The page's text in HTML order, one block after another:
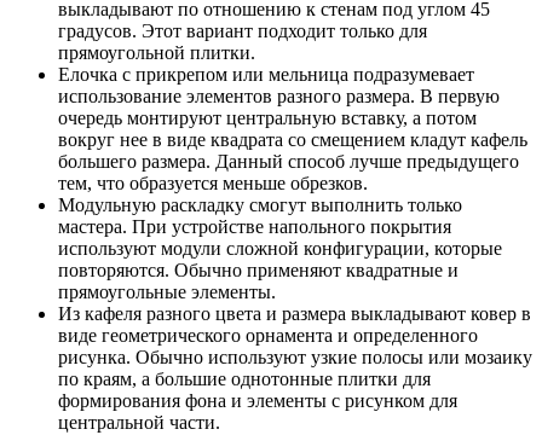
выкладывают по отношению к стенам под углом 45
градусов. Этот вариант подходит только для
прямоугольной плитки.
Елочка с прикрепом или мельница подразумевает
использование элементов разного размера. В первую
очередь монтируют центральную вставку, а потом
вокруг нее в виде квадрата со смещением кладут кафель
большего размера. Данный способ лучше предыдущего
тем, что образуется меньше обрезков.
Модульную раскладку смогут выполнить только
мастера. При устройстве напольного покрытия
используют модули сложной конфигурации, которые
повторяются. Обычно применяют квадратные и
прямоугольные элементы.
Из кафеля разного цвета и размера выкладывают ковер в
виде геометрического орнамента и определенного
рисунка. Обычно используют узкие полосы или мозаику
по краям, а большие однотонные плитки для
формирования фона и элементы с рисунком для
центральной части.